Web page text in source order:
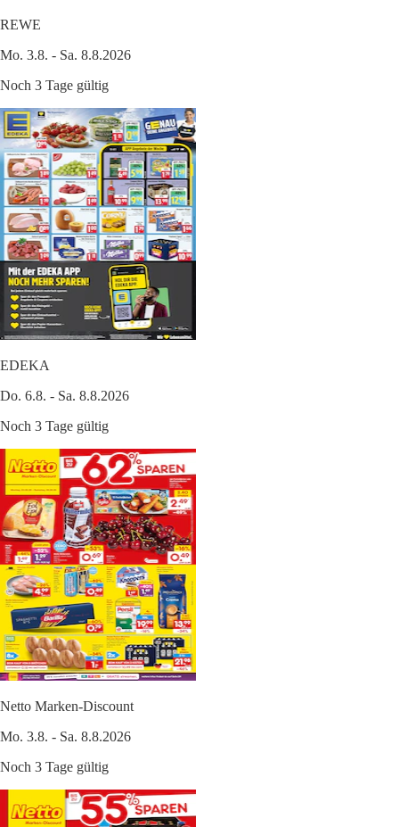
REWE
Mo. 3.8. - Sa. 8.8.2026
Noch 3 Tage gültig
EDEKA
Do. 6.8. - Sa. 8.8.2026
Noch 3 Tage gültig
Netto Marken-Discount
Mo. 3.8. - Sa. 8.8.2026
Noch 3 Tage gültig